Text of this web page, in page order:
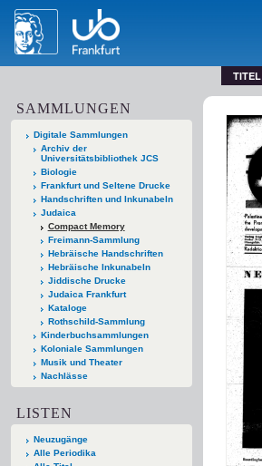
TITEL
SAMMLUNGEN
Digitale Sammlungen
Archiv der
Universitätsbibliothek JCS
Biologie
Frankfurt und Seltene Drucke
Handschriften und Inkunabeln
Judaica
Compact Memory
Freimann-Sammlung
Hebräische Handschriften
Hebräische Inkunabeln
Jiddische Drucke
Judaica Frankfurt
Kataloge
Rothschild-Sammlung
Kinderbuchsammlungen
Koloniale Sammlungen
Musik und Theater
Nachlässe
LISTEN
Neuzugänge
Alle Periodika